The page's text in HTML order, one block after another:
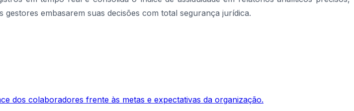
embasarem suas decisões com total segurança jurídica.
dos colaboradores frente às metas e expectativas da organização.